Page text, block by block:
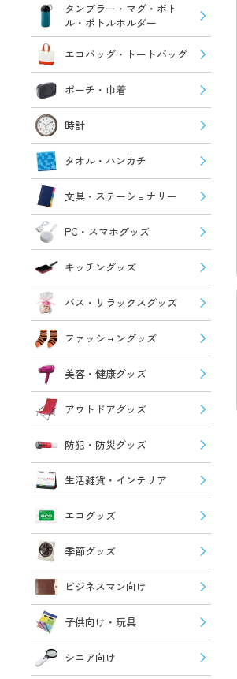
タンブラー・マグ・ボト
ル・ボトルホルダー
エコバッグ・トートバッグ
ポーチ・巾着
時計
タオル・ハンカチ
文具・ステーショナリー
PC・スマホグッズ
キッチングッズ
バス・リラックスグッズ
ファッショングッズ
美容・健康グッズ
アウトドアグッズ
防犯・防災グッズ
生活雑貨・インテリア
エコグッズ
季節グッズ
ビジネスマン向け
子供向け・玩具
シニア向け